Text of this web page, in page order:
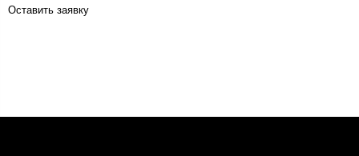
Оставить заявку